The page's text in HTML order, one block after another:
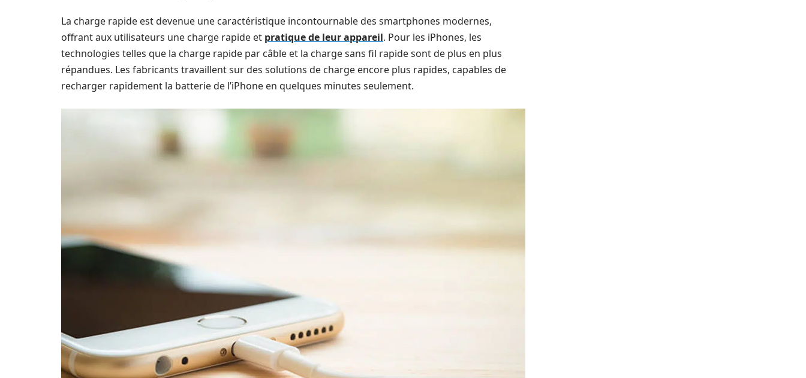
La charge rapide est devenue une caractéristique incontournable des smartphones modernes,
offrant aux utilisateurs une charge rapide et pratique de leur appareil. Pour les iPhones, les
technologies telles que la charge rapide par câble et la charge sans fil rapide sont de plus en plus
répandues. Les fabricants travaillent sur des solutions de charge encore plus rapides, capables de
recharger rapidement la batterie de l’iPhone en quelques minutes seulement.